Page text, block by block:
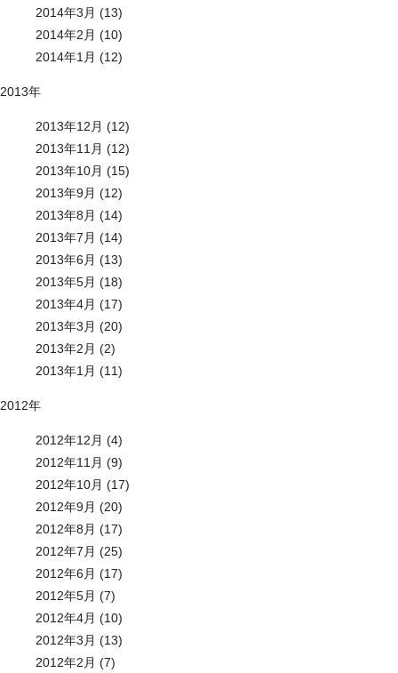
2014年3月 (13)
2014年2月 (10)
2014年1月 (12)
2013年
2013年12月 (12)
2013年11月 (12)
2013年10月 (15)
2013年9月 (12)
2013年8月 (14)
2013年7月 (14)
2013年6月 (13)
2013年5月 (18)
2013年4月 (17)
2013年3月 (20)
2013年2月 (2)
2013年1月 (11)
2012年
2012年12月 (4)
2012年11月 (9)
2012年10月 (17)
2012年9月 (20)
2012年8月 (17)
2012年7月 (25)
2012年6月 (17)
2012年5月 (7)
2012年4月 (10)
2012年3月 (13)
2012年2月 (7)